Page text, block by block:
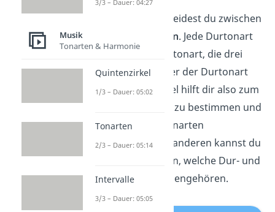
In der Musik unterscheidest du zwischen
Dur- und Molltonarten. Jede Durtonart
hat eine parallele Molltonart, die drei
halbe Tonschritte unter der Durtonart
liegt. Der Quintenzirkel hilft dir also zum
einen dabei, Tonarten zu bestimmen und
die Vorzeichen von Tonarten
herauszufinden. Zum anderen kannst du
im Quintenzirkel sehen, welche Dur- und
Molltonarten zusammengehören.
3/3 – Dauer: 04:27
Musik
Tonarten & Harmonie
Quintenzirkel
1/3 – Dauer: 05:02
Tonarten
2/3 – Dauer: 05:14
Intervalle
3/3 – Dauer: 05:05